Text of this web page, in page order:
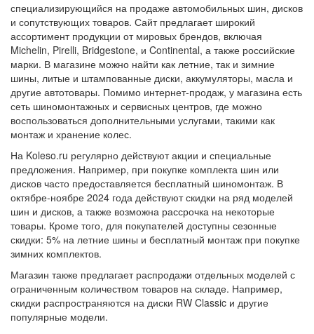
специализирующийся на продаже автомобильных шин, дисков
и сопутствующих товаров. Сайт предлагает широкий
ассортимент продукции от мировых брендов, включая
Michelin, Pirelli, Bridgestone, и Continental, а также российские
марки. В магазине можно найти как летние, так и зимние
шины, литые и штампованные диски, аккумуляторы, масла и
другие автотовары. Помимо интернет-продаж, у магазина есть
сеть шиномонтажных и сервисных центров, где можно
воспользоваться дополнительными услугами, такими как
монтаж и хранение колес.
На Koleso.ru регулярно действуют акции и специальные
предложения. Например, при покупке комплекта шин или
дисков часто предоставляется бесплатный шиномонтаж. В
октябре-ноябре 2024 года действуют скидки на ряд моделей
шин и дисков, а также возможна рассрочка на некоторые
товары. Кроме того, для покупателей доступны сезонные
скидки: 5% на летние шины и бесплатный монтаж при покупке
зимних комплектов.
Магазин также предлагает распродажи отдельных моделей с
ограниченным количеством товаров на складе. Например,
скидки распространяются на диски RW Classic и другие
популярные модели.